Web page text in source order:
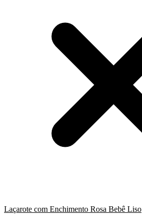
Laçarote com Enchimento Rosa Bebê Liso